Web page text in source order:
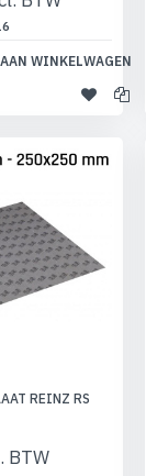
WINKELWAGEN
REINZ RS